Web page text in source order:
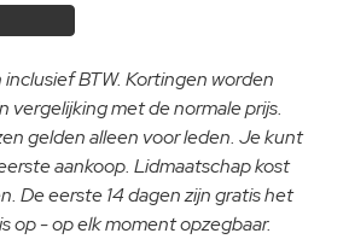
inclusief BTW. Kortingen worden
vergelijking met de normale prijs.
gelden alleen voor leden. Je kunt
aankoop. Lidmaatschap kost
De eerste 14 dagen zijn gratis het
op - op elk moment opzegbaar.